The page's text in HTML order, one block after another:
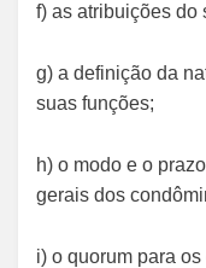
f) as atribuições do
g) a definição da
suas funções;
h) o modo e o
gerais dos
i) o quorum para